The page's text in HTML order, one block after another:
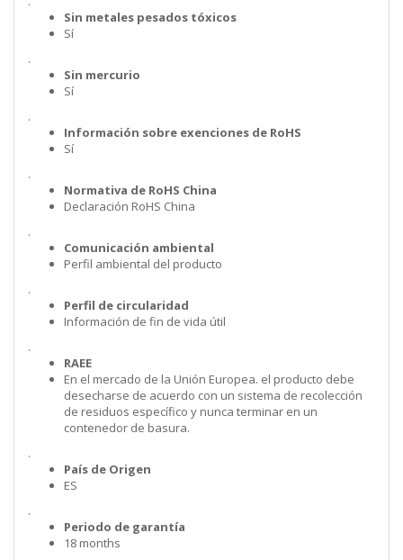
Sin metales pesados tóxicos
Sí
.
Sin mercurio
Sí
.
Información sobre exenciones de RoHS
Sí
.
Normativa de RoHS China
Declaración RoHS China
.
Comunicación ambiental
Perfil ambiental del producto
.
Perfil de circularidad
Información de fin de vida útil
.
RAEE
En el mercado de la Unión Europea. el producto debe
desecharse de acuerdo con un sistema de recolección
de residuos específico y nunca terminar en un
contenedor de basura.
.
País de Origen
ES
.
Periodo de garantía
18 months